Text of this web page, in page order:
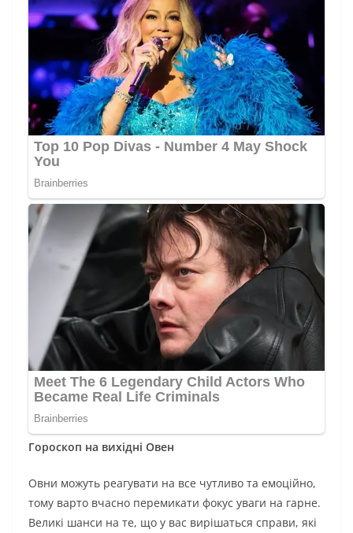
Гороскоп на вихідні Овен
Овни можуть реагувати на все чутливо та емоційно,
тому варто вчасно перемикати фокус уваги на гарне.
Великі шанси на те, що у вас вирішаться справи, які